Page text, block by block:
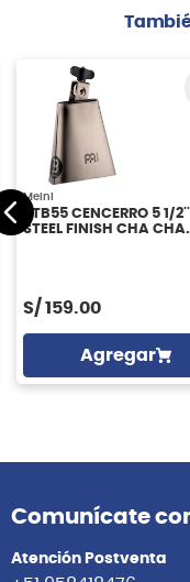
Meinl
STB55 CENCERRO 5 1/2''
STEEL FINISH CHA CHA
S/ 159.00
Agregar
Comunícate
Atención Postventa